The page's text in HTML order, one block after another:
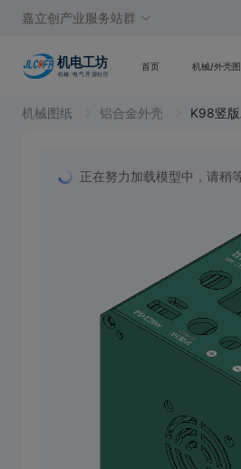
嘉立创产业服务站群
首页 机械/外壳
机械图纸 铝合金外壳 K98竖
正在努力加载模型中，请稍